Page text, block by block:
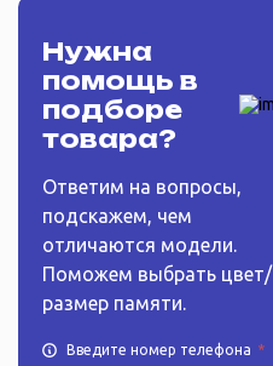
Нужна
помощь в
подборе
товара?
Ответим на вопросы,
подскажем, чем
отличаются модели.
Поможем выбрать цвет/
размер памяти.
Введите номер телефона *